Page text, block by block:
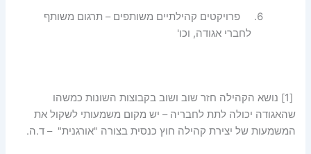
פרויקטים קהילתיים משותפים – תרגום משותף
לחברי אגודה, וכו'
[1]
נושא הקהילה חזר שוב ושוב בקבוצות השונות כמשהו
שהאגודה יכולה לתת לחבריה – יש מקום משמעותי לשקול את
המשמעות של יצירת קהילה חוץ כנסית בצורה "אורגנית" – ד.ה.